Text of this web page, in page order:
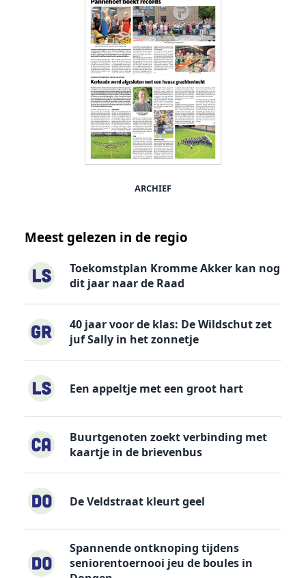
ARCHIEF
Meest gelezen in de regio
Toekomstplan Kromme Akker kan nog
dit jaar naar de Raad
40 jaar voor de klas: De Wildschut zet
juf Sally in het zonnetje
Een appeltje met een groot hart
Buurtgenoten zoekt verbinding met
kaartje in de brievenbus
De Veldstraat kleurt geel
Spannende ontknoping tijdens
seniorentoernooi jeu de boules in